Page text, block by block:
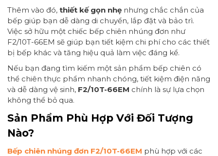
Thêm vào đó, thiết kế gọn nhẹ nhưng chắc chắn của
bếp giúp bạn dễ dàng di chuyển, lắp đặt và bảo trì.
Việc sở hữu một chiếc bếp chiên nhúng đơn như
F2/10T-66EM sẽ giúp bạn tiết kiệm chi phí cho các thiết
bị bếp khác và tăng hiệu quả làm việc đáng kể.
Nếu bạn đang tìm kiếm một sản phẩm bếp chiên có
thể chiên thực phẩm nhanh chóng, tiết kiệm điện năng
và dễ dàng vệ sinh, F2/10T-66EM chính là sự lựa chọn
không thể bỏ qua.
Sản Phẩm Phù Hợp Với Đối Tượng
Nào?
Bếp chiên nhúng đơn F2/10T-66EM phù hợp với các